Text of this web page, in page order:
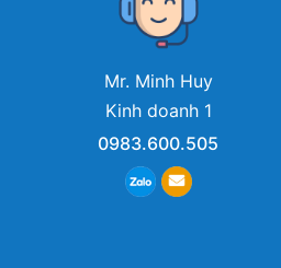
Mr. Minh Huy
Kinh doanh 1
0983.600.505